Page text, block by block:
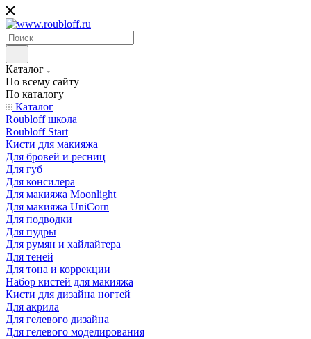
Каталог
По всему сайту
По каталогу
Каталог
Roubloff школа
Roubloff Start
Кисти для макияжа
Для бровей и ресниц
Для губ
Для консилера
Для макияжа Moonlight
Для макияжа UniCorn
Для подводки
Для пудры
Для румян и хайлайтера
Для теней
Для тона и коррекции
Набор кистей для макияжа
Кисти для дизайна ногтей
Для акрила
Для гелевого дизайна
Для гелевого моделирования